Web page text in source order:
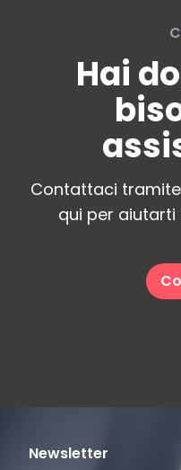
Hai
Contattaci
qui per aiutarti
Newsletter